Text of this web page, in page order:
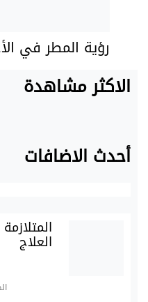
رؤية المطر في
الاكثر مشاهدة
أحدث الاضافات
العلاج